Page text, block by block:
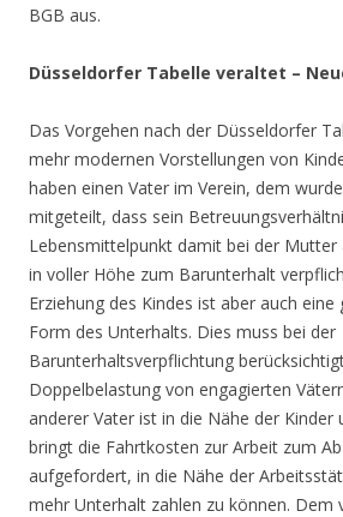
BGB aus.
Düsseldorfer Tabelle veraltet –
Das Vorgehen nach der Düsseldorfer
mehr modernen Vorstellungen von
haben einen Vater im Verein, dem
mitgeteilt, dass sein
Lebensmittelpunkt damit bei der Mutter
in voller Höhe zum Barunterhalt
Erziehung des Kindes ist aber auch
Form des Unterhalts. Dies muss bei der
Barunterhaltsverpflichtung
Doppelbelastung von engagierten
anderer Vater ist in die Nähe der Kinder
bringt die Fahrtkosten zur Arbeit zum
aufgefordert, in die Nähe der
mehr Unterhalt zahlen zu können. Dem